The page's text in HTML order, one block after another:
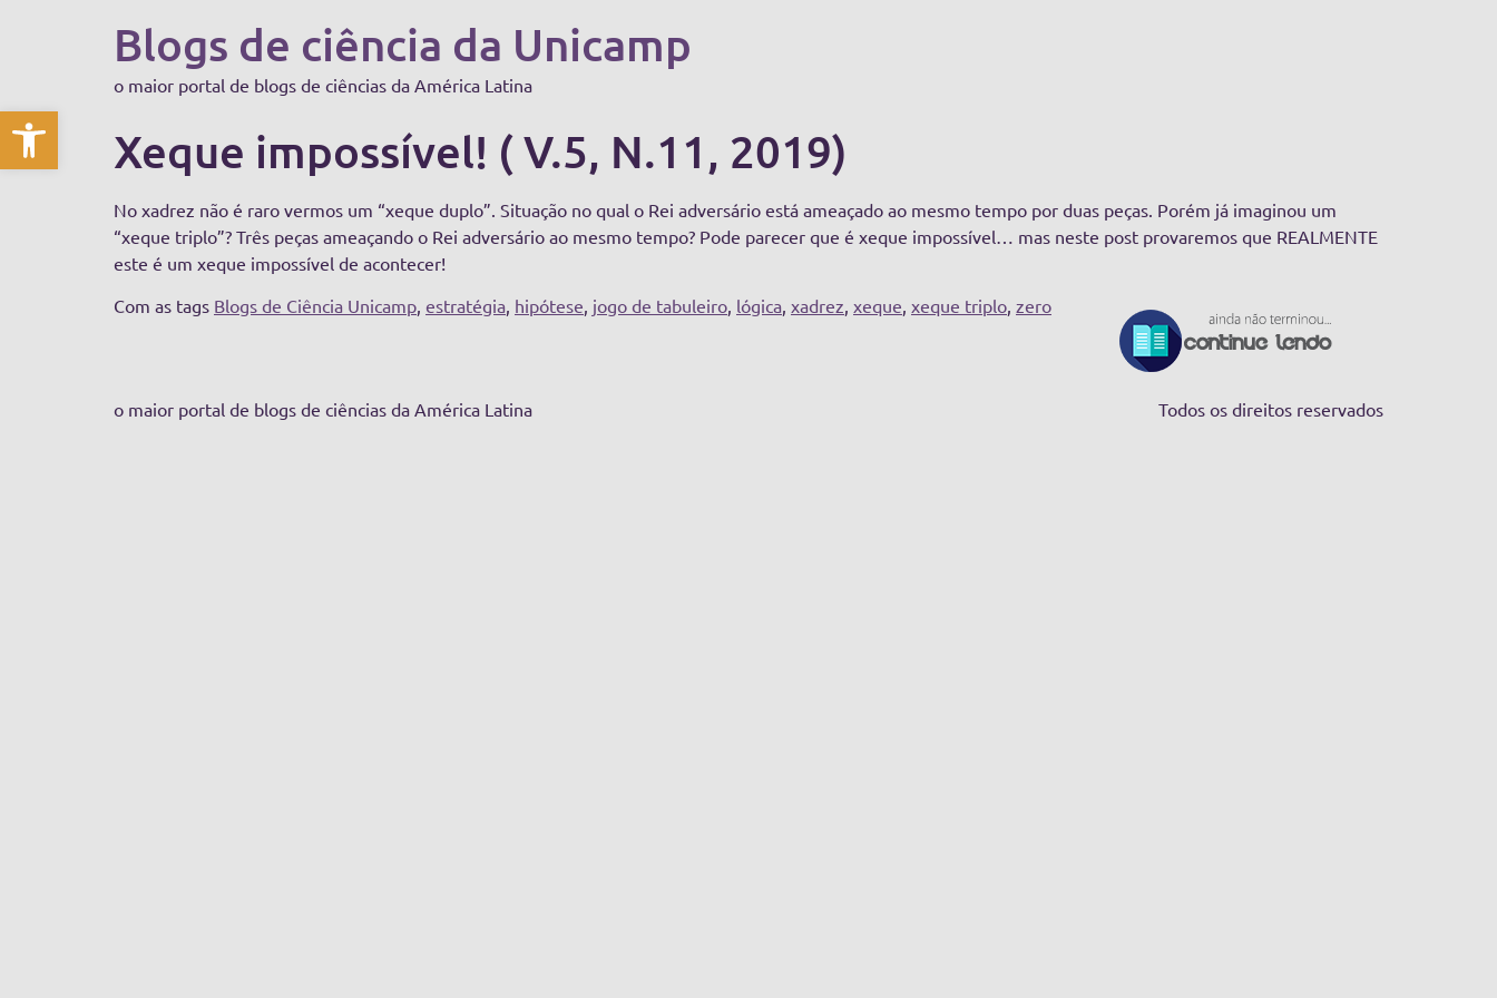
Abrir a barra de ferramentas
Blogs de ciência da Unicamp
o maior portal de blogs de ciências da América Latina
Xeque impossível! ( V.5, N.11, 2019)
No xadrez não é raro vermos um “xeque duplo”. Situação no qual o Rei adversário está ameaçado ao mesmo tempo por duas peças. Porém já imaginou um
“xeque triplo”? Três peças ameaçando o Rei adversário ao mesmo tempo? Pode parecer que é xeque impossível… mas neste post provaremos que REALMENTE
este é um xeque impossível de acontecer!
Com as tags Blogs de Ciência Unicamp, estratégia, hipótese, jogo de tabuleiro, lógica, xadrez, xeque, xeque triplo, zero
o maior portal de blogs de ciências da América Latina Todos os direitos reservados